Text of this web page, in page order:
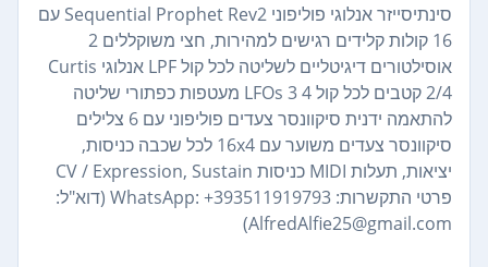
סינתיסייזר אנלוגי פוליפוני Sequential Prophet Rev2 עם
16 קולות קלידים רגישים למהירות, חצי משוקללים 2
אוסילטורים דיגיטליים לשליטה לכל קול LPF אנלוגי Curtis
2/4 קטבים לכל קול 4 LFOs 3 מעטפות כפתורי שליטה
להתאמה ידנית סיקוונסר צעדים פוליפוני עם 6 צלילים
סיקוונסר צעדים משוער עם 16x4 לכל שכבה כניסות,
יציאות, תעלות MIDI כניסות CV / Expression, Sustain
פרטי התקשרות: WhatsApp: +393511919793 (דוא"ל:
AlfredAlfie25@gmail.com)